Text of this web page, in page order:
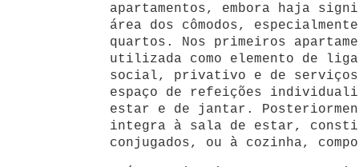
apartamentos, embora haja
área dos cômodos,
quartos. Nos primeiros
utilizada como elemento de
social, privativo e de serviços,
espaço de refeições
estar e de jantar.
integra à sala de estar,
conjugados, ou à cozinha,